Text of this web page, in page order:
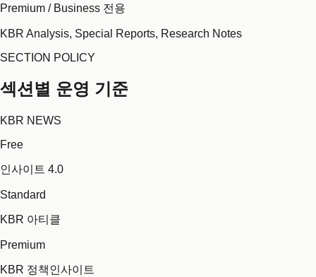
Premium / Business 전용
KBR Analysis, Special Reports, Research Notes
SECTION POLICY
섹션별 운영 기준
KBR NEWS
Free
인사이트 4.0
Standard
KBR 아티클
Premium
KBR 정책인사이트